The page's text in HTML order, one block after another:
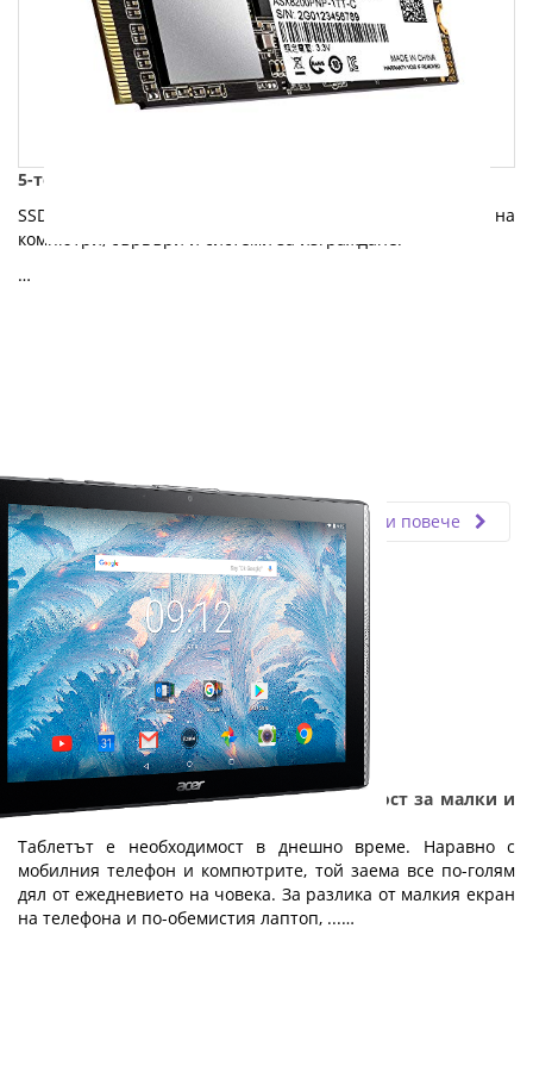
5-те предимства на SSD пред твърдите дискове
SSD дисковете са отличен избор за нови компилации на
компютри, сървъри и системи за изграждане.
…
26.04.2024
Прочети повече
Таблетът - технология с добавена стойност за малки и
големи
Таблетът е необходимост в днешно време. Наравно с
мобилния телефон и компютрите, той заема все по-голям
дял от ежедневието на човека. За разлика от малкия екран
на телефона и по-обемистия лаптоп, ...…